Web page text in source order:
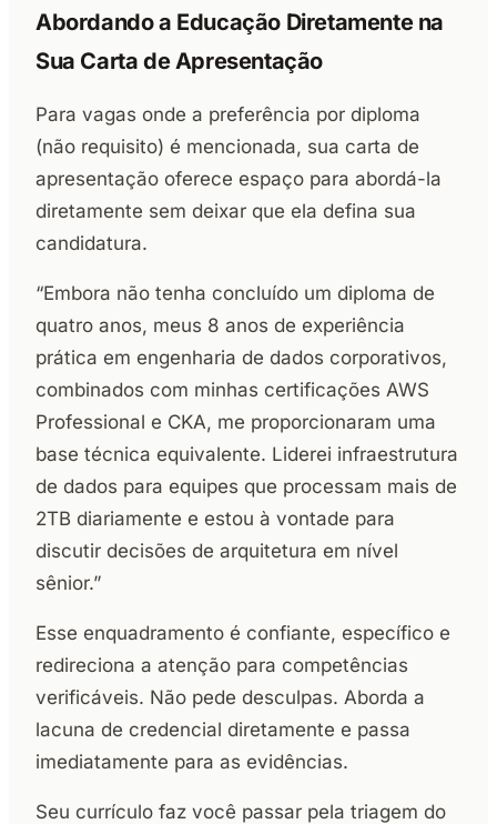
Abordando a Educação Diretamente na
Sua Carta de Apresentação
Para vagas onde a preferência por diploma
(não requisito) é mencionada, sua carta de
apresentação oferece espaço para abordá-la
diretamente sem deixar que ela defina sua
candidatura.
“Embora não tenha concluído um diploma de
quatro anos, meus 8 anos de experiência
prática em engenharia de dados corporativos,
combinados com minhas certificações AWS
Professional e CKA, me proporcionaram uma
base técnica equivalente. Liderei infraestrutura
de dados para equipes que processam mais de
2TB diariamente e estou à vontade para
discutir decisões de arquitetura em nível
sênior.”
Esse enquadramento é confiante, específico e
redireciona a atenção para competências
verificáveis. Não pede desculpas. Aborda a
lacuna de credencial diretamente e passa
imediatamente para as evidências.
Seu currículo faz você passar pela triagem do